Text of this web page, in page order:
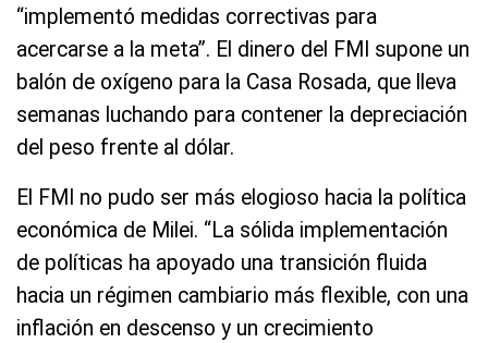
“implementó medidas correctivas para
acercarse a la meta”. El dinero del FMI supone un
balón de oxígeno para la Casa Rosada, que lleva
semanas luchando para contener la depreciación
del peso frente al dólar.
El FMI no pudo ser más elogioso hacia la política
económica de Milei. “La sólida implementación
de políticas ha apoyado una transición fluida
hacia un régimen cambiario más flexible, con una
inflación en descenso y un crecimiento